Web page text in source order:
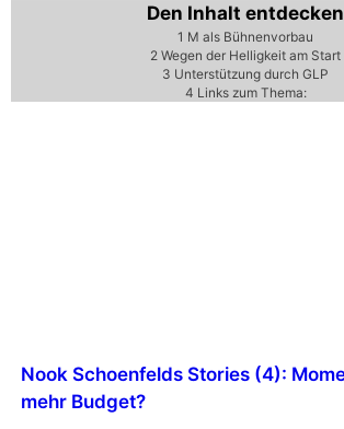
Den Inhalt entdecken
1 M als Bühnenvorbau
2 Wegen der Helligkeit am Start
3 Unterstützung durch GLP
4 Links zum Thema:
Nook Schoenfelds Stories (4):
mehr Budget?